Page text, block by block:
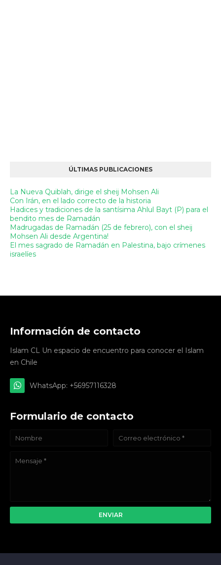
ÚLTIMAS PUBLICACIONES
La Nueva Quiblah, dirige el sheij Mohsen Ali
Con Irán, en el lado correcto de la historia
Hadices y tradiciones de la santísima Ahlul Bayt (P) para el
bendito mes de Ramadán
Madrugadas de Ramadán (25 de febrero), con el sheij
Mohsen Ali desde Argentina!
El mes sagrado de Ramadán en Palestina, bajo crímenes
israelíes
Información de contacto
Islam CL Un espacio de encuentro para conocer el Islam
en Chile
WhatsApp: +56957116328
Formulario de contacto